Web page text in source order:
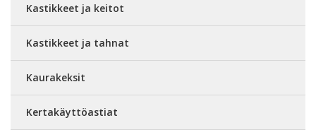
Kastikkeet ja keitot
Kastikkeet ja tahnat
Kaurakeksit
Kertakäyttöastiat